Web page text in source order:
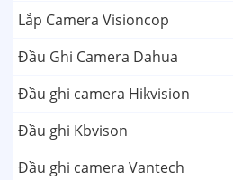
Lắp Camera Visioncop
Đầu Ghi Camera Dahua
Đầu ghi camera Hikvision
Đầu ghi Kbvison
Đầu ghi camera Vantech